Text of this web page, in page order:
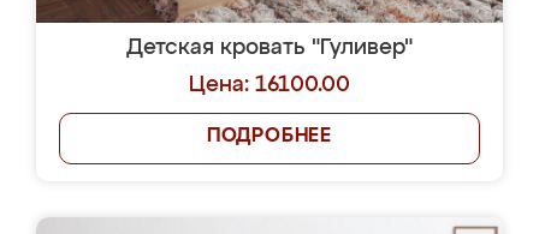
Детская кровать "Гуливер"
Цена: 16100.00
ПОДРОБНЕЕ